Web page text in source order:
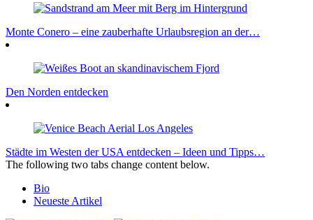
Monte Conero – eine zauberhafte Urlaubsregion an der…
Den Norden entdecken
Städte im Westen der USA entdecken – Ideen und Tipps…
The following two tabs change content below.
Bio
Neueste Artikel